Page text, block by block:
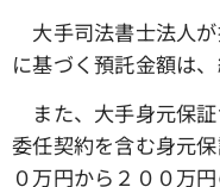
大手司法書士法人が
に基づく預託金額は
また、大手身元保
委任契約を含む身元
０万円から２００万